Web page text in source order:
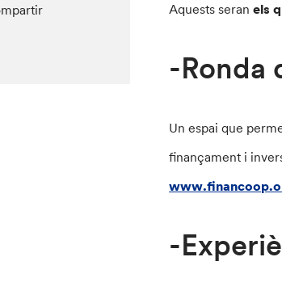
Aquests seranels
-Ronda
Un espai que
finançament i
-